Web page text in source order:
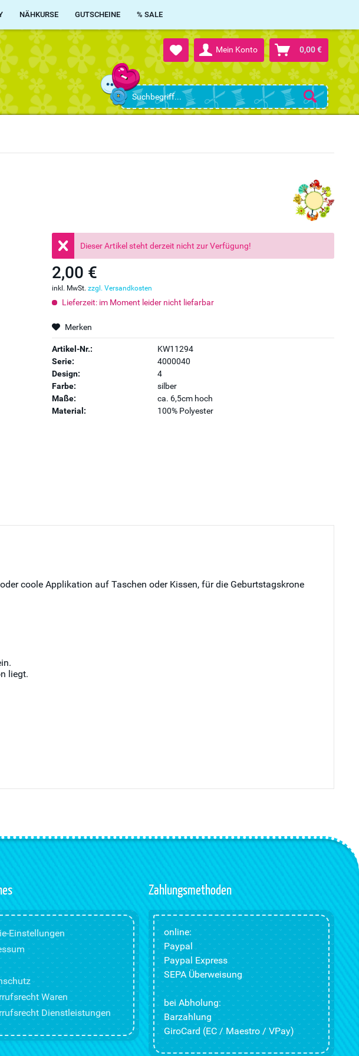
Mein Konto 0,00 €
NÄHKURSE GUTSCHEINE % SALE
Dieser Artikel steht derzeit nicht zur Verfügung!
2,00 €
inkl. MwSt.zzgl. Versandkosten
Lieferzeit: im Moment leider nicht liefarbar
Merken
Artikel-Nr.:
KW11294
Serie:
4000040
Design:
4
Farbe:
silber
Maße:
ca. 6,5cm hoch
Material:
100% Polyester
coole Applikation auf Taschen oder Kissen, für die Geburtstagskrone
liegt.
Einstellungen
Waren
Dienstleistungen
Zahlungsmethoden
online:
Paypal
Paypal Express
SEPA Überweisung
bei Abholung:
Barzahlung
GiroCard (EC / Maestro / VPay)